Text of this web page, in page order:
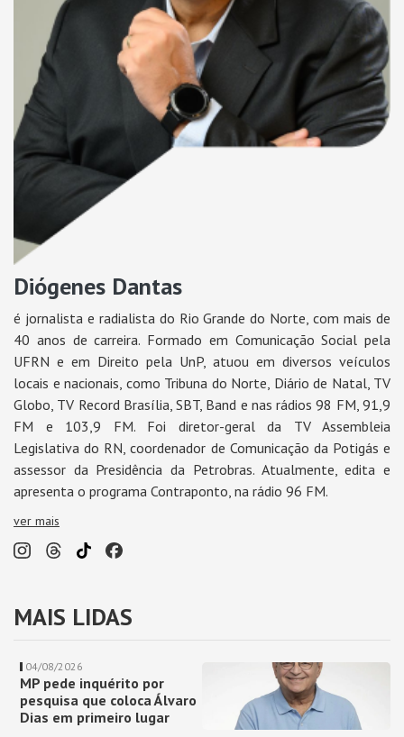
Diógenes Dantas
é jornalista e radialista do Rio Grande do Norte, com mais de
40 anos de carreira. Formado em Comunicação Social pela
UFRN e em Direito pela UnP, atuou em diversos veículos
locais e nacionais, como Tribuna do Norte, Diário de Natal, TV
Globo, TV Record Brasília, SBT, Band e nas rádios 98 FM, 91,9
FM e 103,9 FM. Foi diretor-geral da TV Assembleia
Legislativa do RN, coordenador de Comunicação da Potigás e
assessor da Presidência da Petrobras. Atualmente, edita e
apresenta o programa Contraponto, na rádio 96 FM.
ver mais
MAIS LIDAS
04/08/2026
MP pede inquérito por
pesquisa que coloca Álvaro
Dias em primeiro lugar